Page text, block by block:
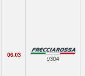
06.03
9304